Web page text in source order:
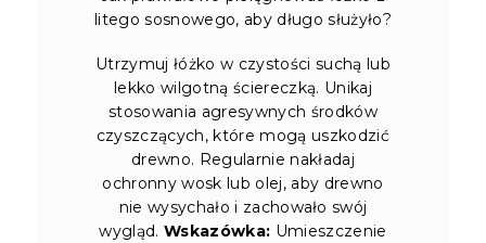
litego sosnowego, aby długo służyło?
Utrzymuj łóżko w czystości suchą lub
lekko wilgotną ściereczką. Unikaj
stosowania agresywnych środków
czyszczących, które mogą uszkodzić
drewno. Regularnie nakładaj
ochronny wosk lub olej, aby drewno
nie wysychało i zachowało swój
wygląd. Wskazówka: Umieszczenie